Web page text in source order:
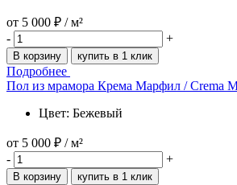
от 5 000 ₽ / м²
-
+
В корзину купить в 1 клик
Подробнее
Пол из мрамора Крема Марфил / Crema
Цвет: Бежевый
от 5 000 ₽ / м²
-
+
В корзину купить в 1 клик